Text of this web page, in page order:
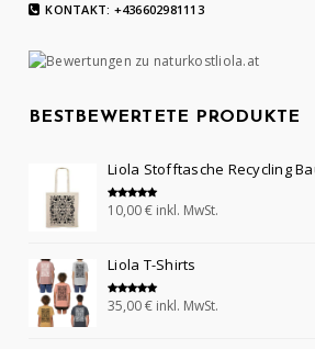
KONTAKT: +436602981113
BESTBEWERTETE PRODUKTE
Liola Stofftasche Recycling
Bewertet mit
5.00
10,00€ inkl. MwSt.
Liola T-Shirts
Bewertet mit
5.00
35,00€ inkl. MwSt.